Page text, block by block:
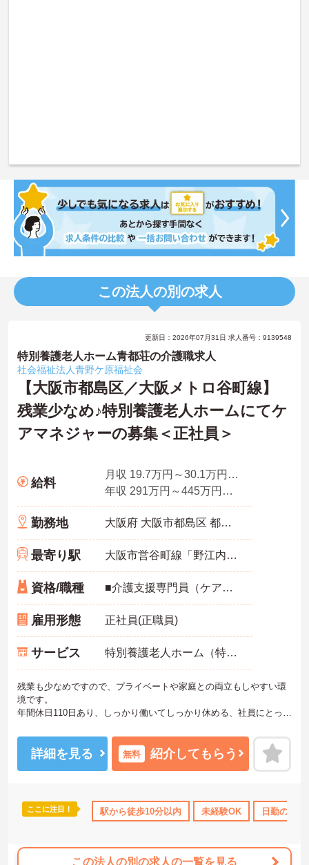
この法人の別の求人
更新日：2026年07月31日 求人番号：9139548
特別養護老人ホーム青都荘の介護職求人
社会福祉法人青野ケ原福祉会
【大阪市都島区／大阪メトロ谷町線】
残業少なめ♪特別養護老人ホームにてケ
アマネジャーの募集＜正社員＞
給料
月収 19.7万円～30.1万円程度※諸手当込
年収 291万円～445万円程度
勤務地 大阪府 大阪市都島区 都島中通3-14-20
最寄り駅 大阪市営谷町線「野江内代駅」徒歩10分
資格/職種 ■介護支援専門員（ケアマネジャー）資格 ■介護支援専門員の経験が3年以上ある方 ■普通自動車運転免許（AT限定可） ■必要なＰＣスキル：ワード、エクセル等 ■介護福祉士資格あれば尚可
雇用形態 正社員(正職員)
サービス 特別養護老人ホーム（特養）
残業も少なめですので、プライベートや家庭との両立もしやすい環
境です。
年間休日110日あり、しっかり働いてしっかり休める、社員にとって
ご興味がある方には、面接対策ポイントなど、さらに詳細をお話し
いたしますのでお気軽にご相談ください。
詳細を見る 無料 紹介してもらう
ここに注目！ 駅から徒歩10分以内 未経験OK 日勤のみ
この法人の別の求人の一覧を見る